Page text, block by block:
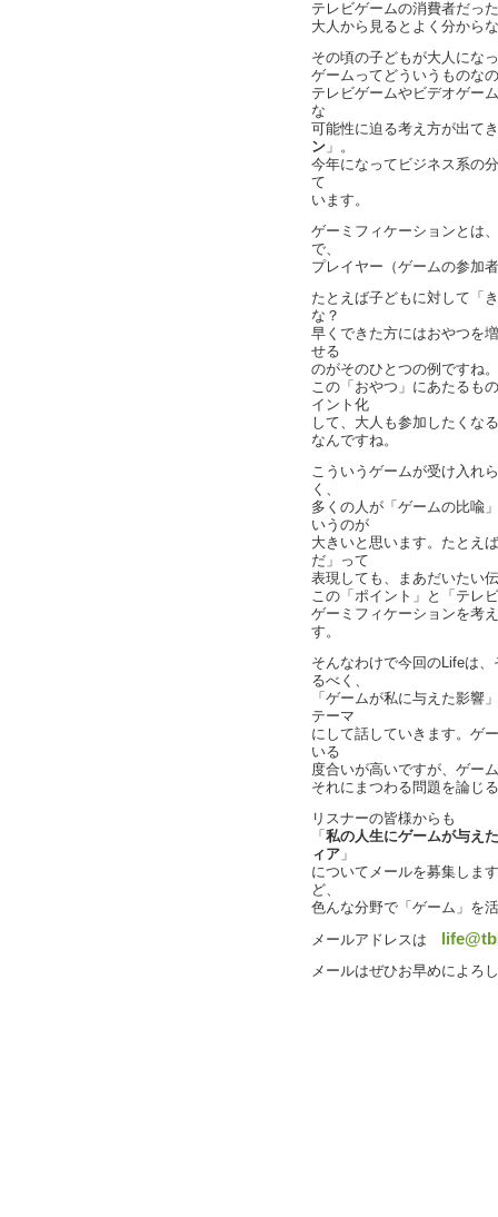
テレビゲームの消費者だっ
大人から見るとよく分から
その頃の子どもが大人にな
ゲームってどういうものな
テレビゲームやビデオゲー
な
可能性に迫る考え方が出て
ン 」。
今年になってビジネス系の
て
います。
ゲーミフィケーションとは
で、
プレイヤー（ゲームの参加
たとえば子どもに対して「
な？
早くできた方にはおやつを
せる
のがそのひとつの例ですね。
この「おやつ」にあたるも
イント化
して、大人も参加したくな
なんですね。
こういうゲームが受け入れ
く、
多くの人が「ゲームの比喩
いうのが
大きいと思います。たとえ
だ」って
表現しても、まあだいたい
この「ポイント」と「テレ
ゲーミフィケーションを考
す。
そんなわけで今回のLifeは
るべく、
「ゲームが私に与えた影響
テーマ
にして話していきます。ゲ
いる
度合いが高いですが、ゲー
それにまつわる問題を論じ
リスナーの皆様からも
「 私の人生にゲームが与え
ィア 」
についてメールを募集しま
ど、
色んな分野で「ゲーム」を
メールアドレスは
メールはぜひお早めによろ